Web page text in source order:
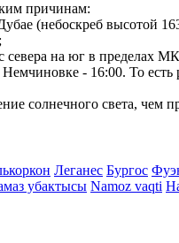
причинам:
(небоскреб высотой
с севера на юг в
- 16:00. То
света, чем
Леганес Бургос
убактысы Namoz vaqti